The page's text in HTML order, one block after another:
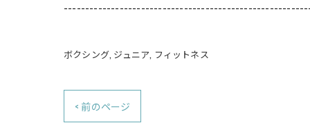
ボクシング ジュニア フィットネス
< 前のページ